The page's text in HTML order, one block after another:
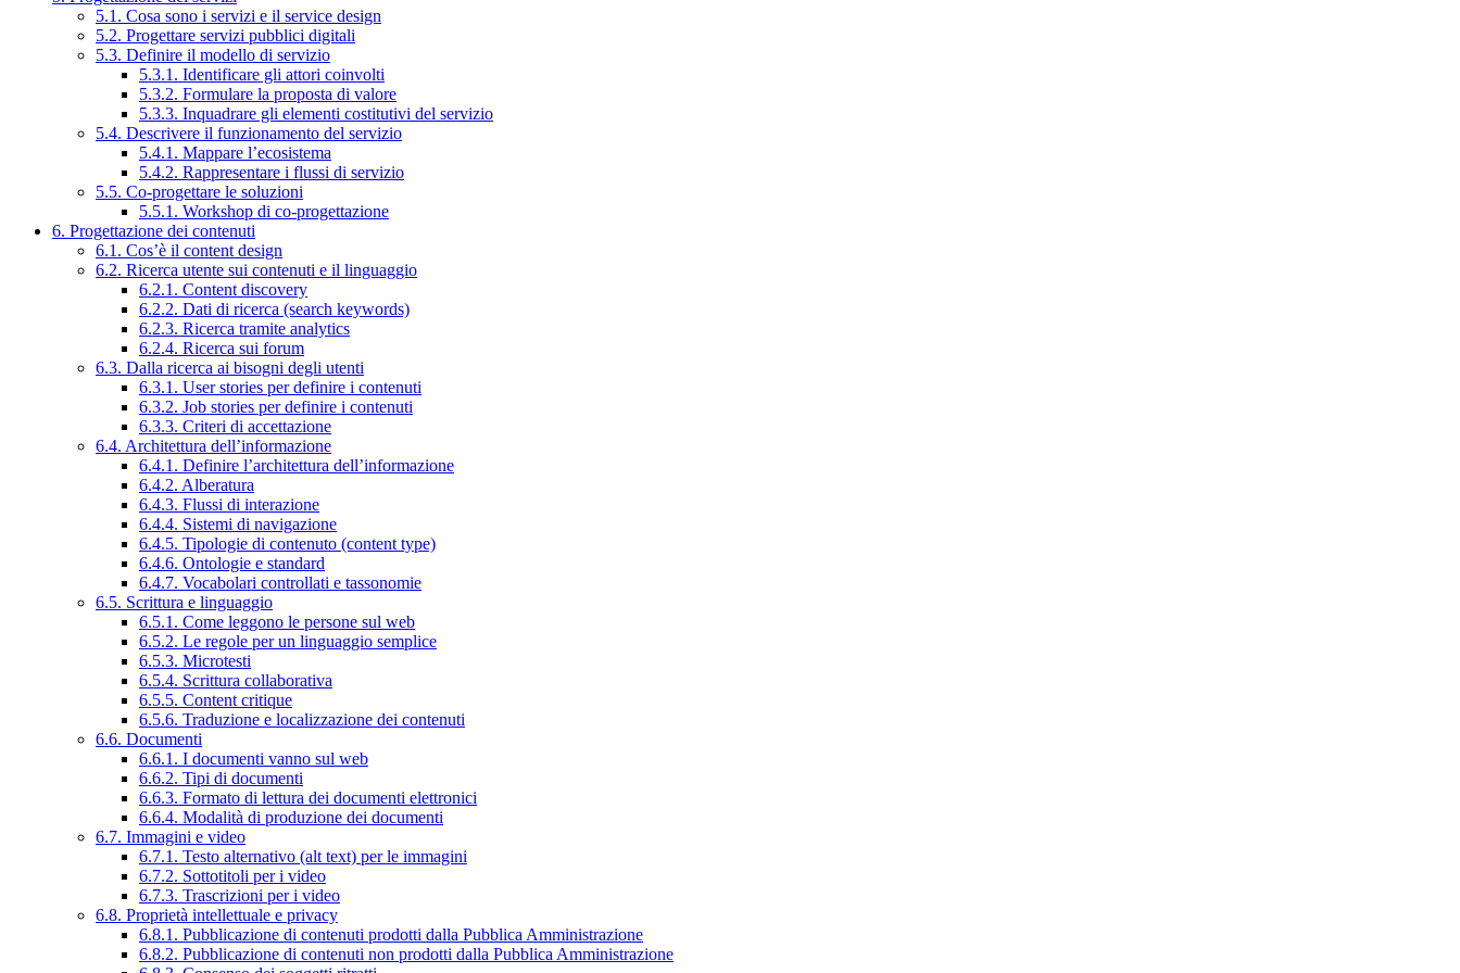
5.1. Cosa sono i servizi e il service design
5.2. Progettare servizi pubblici digitali
5.3. Definire il modello di servizio
5.3.1. Identificare gli attori coinvolti
5.3.2. Formulare la proposta di valore
5.3.3. Inquadrare gli elementi costitutivi del servizio
5.4. Descrivere il funzionamento del servizio
5.4.1. Mappare l’ecosistema
5.4.2. Rappresentare i flussi di servizio
5.5. Co-progettare le soluzioni
5.5.1. Workshop di co-progettazione
6. Progettazione dei contenuti
6.1. Cos’è il content design
6.2. Ricerca utente sui contenuti e il linguaggio
6.2.1. Content discovery
6.2.2. Dati di ricerca (search keywords)
6.2.3. Ricerca tramite analytics
6.2.4. Ricerca sui forum
6.3. Dalla ricerca ai bisogni degli utenti
6.3.1. User stories per definire i contenuti
6.3.2. Job stories per definire i contenuti
6.3.3. Criteri di accettazione
6.4. Architettura dell’informazione
6.4.1. Definire l’architettura dell’informazione
6.4.2. Alberatura
6.4.3. Flussi di interazione
6.4.4. Sistemi di navigazione
6.4.5. Tipologie di contenuto (content type)
6.4.6. Ontologie e standard
6.4.7. Vocabolari controllati e tassonomie
6.5. Scrittura e linguaggio
6.5.1. Come leggono le persone sul web
6.5.2. Le regole per un linguaggio semplice
6.5.3. Microtesti
6.5.4. Scrittura collaborativa
6.5.5. Content critique
6.5.6. Traduzione e localizzazione dei contenuti
6.6. Documenti
6.6.1. I documenti vanno sul web
6.6.2. Tipi di documenti
6.6.3. Formato di lettura dei documenti elettronici
6.6.4. Modalità di produzione dei documenti
6.7. Immagini e video
6.7.1. Testo alternativo (alt text) per le immagini
6.7.2. Sottotitoli per i video
6.7.3. Trascrizioni per i video
6.8. Proprietà intellettuale e privacy
6.8.1. Pubblicazione di contenuti prodotti dalla Pubblica Amministrazione
6.8.2. Pubblicazione di contenuti non prodotti dalla Pubblica Amministrazione